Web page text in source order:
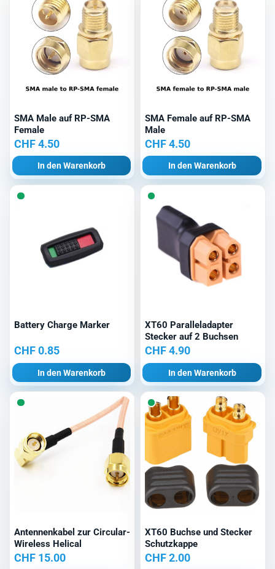
SMA Male auf RP-SMA
Female
CHF4.50
In den Warenkorb
SMA Female auf RP-SMA
Male
CHF4.50
In den Warenkorb
Battery Charge Marker
CHF0.85
In den Warenkorb
XT60 Paralleladapter
Stecker auf 2 Buchsen
CHF4.90
In den Warenkorb
Antennenkabel zur Circular-
Wireless Helical
CHF 15.00
XT60 Buchse und Stecker
Schutzkappe
CHF2.00